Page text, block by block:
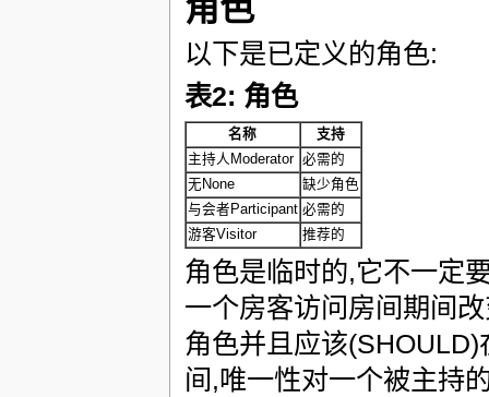
角色
以下是已定义的角色:
表2: 角色
名称
支持
主持人Moderator 必需的
无None
缺少角色
与会者Participant 必需的
游客Visitor
推荐的
角色是临时的,它不一定
一个房客访问房间期间
角色并且应该
间,唯一性对一个被主持